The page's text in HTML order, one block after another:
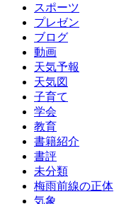
スポーツ
プレゼン
ブログ
動画
天気予報
天気図
子育て
学会
教育
書籍紹介
書評
未分類
梅雨前線の正体
気象